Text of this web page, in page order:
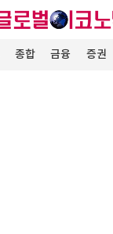
종합 금융 증권